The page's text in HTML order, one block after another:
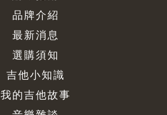
品牌介紹
最新消息
選購須知
吉他小知識
我的吉他故事